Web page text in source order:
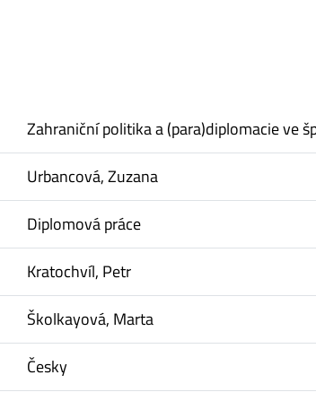
Zahraniční politika a (para)diplomacie ve
Urbancová, Zuzana
Diplomová práce
Kratochvíl, Petr
Školkayová, Marta
Česky